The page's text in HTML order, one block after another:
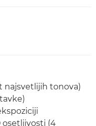
najsvetlijih tonova)
osetljivosti (4